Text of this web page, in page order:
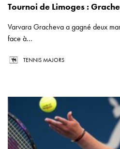
Tournoi de Limoges :
Varvara Gracheva a gagné deux
face à...
TENNIS MAJORS